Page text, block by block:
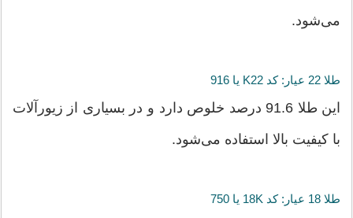
می‌شود.
طلا 22 عیار: کد K22 یا 916
این طلا 91.6 درصد خلوص دارد و در بسیاری از زیورآلات
با کیفیت بالا استفاده می‌شود.
طلا 18 عیار: کد 18K یا 750